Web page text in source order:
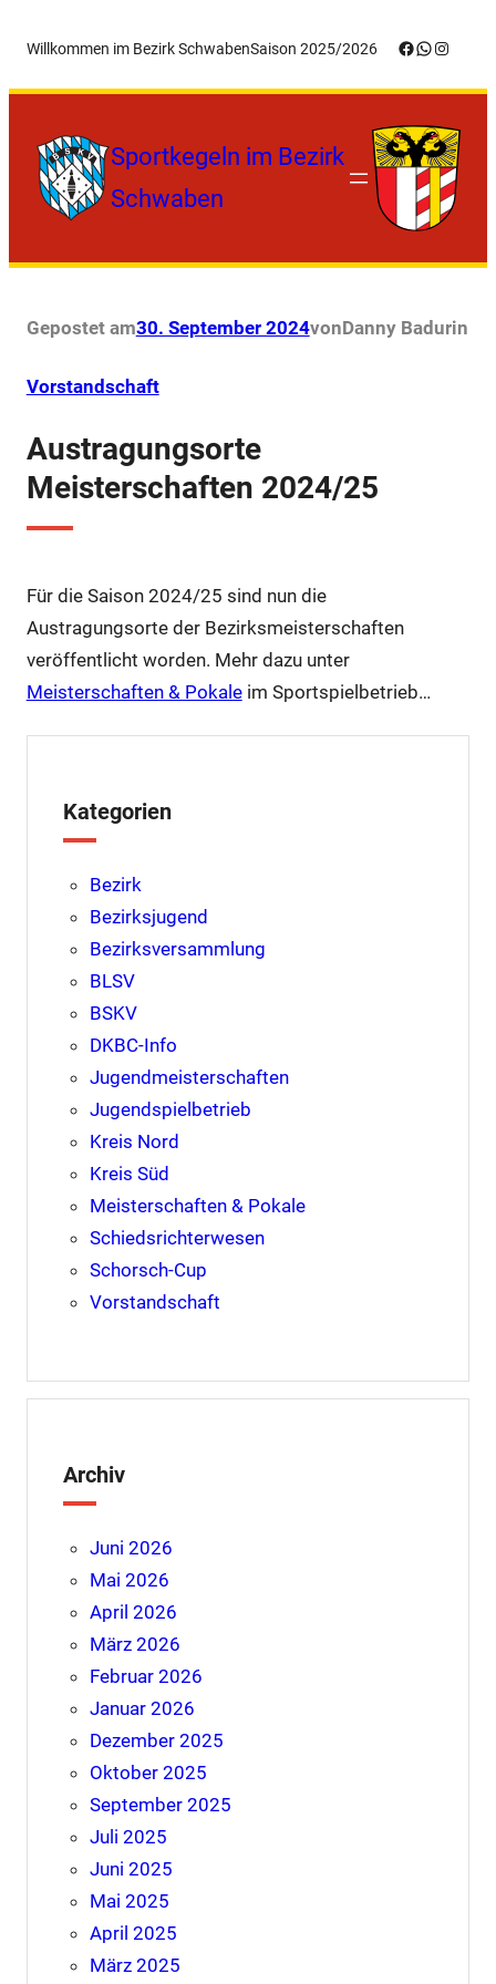
Inhalt
springen
Willkommen im Bezirk SchwabenSaison 2025/2026 Facebook
WhatsApp
Sportkegeln im Bezirk
Schwaben
Gepostet am30. September 2024vonDanny Badurin
Vorstandschaft
Austragungsorte
Meisterschaften 2024/25
Für die Saison 2024/25 sind nun die
Austragungsorte der Bezirksmeisterschaften
veröffentlicht worden. Mehr dazu unter
Meisterschaften & Pokaleim Sportspielbetrieb…
Kategorien
Bezirk
Bezirksjugend
Bezirksversammlung
BLSV
BSKV
DKBC-Info
Jugendmeisterschaften
Jugendspielbetrieb
Kreis Nord
Kreis Süd
Meisterschaften & Pokale
Schiedsrichterwesen
Schorsch-Cup
Vorstandschaft
Archiv
Juni 2026
Mai 2026
April 2026
März 2026
Februar 2026
Januar 2026
Dezember 2025
Oktober 2025
September 2025
Juli 2025
Juni 2025
Mai 2025
April 2025
März 2025